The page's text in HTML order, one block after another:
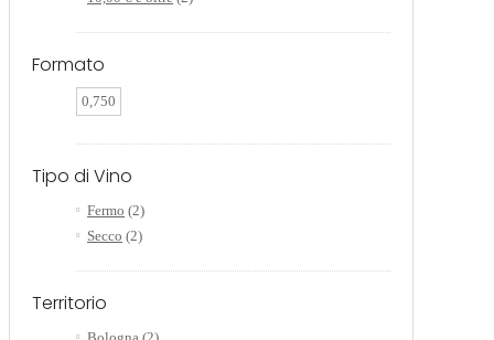
Formato
0,750
Tipo di Vino
Fermo (2)
Secco (2)
Territorio